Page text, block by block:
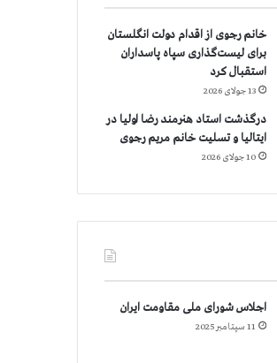
خانم رجوی از اقدام دولت انگلستان
برای لیست‌گذاری سپاه پاسداران
استقبال کرد
13 جولای 2026
درگذشت استاد هنرمند رضا اولیا در
ایتالیا و تسلیت خانم مریم رجوی
10 جولای 2026
اجلاس شورای ملی مقاومت ایران
11 سپتامبر 2025